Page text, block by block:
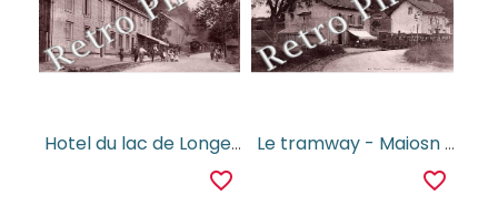
Hotel du lac de Longemer - arrivee du train
favorite_border
Le tramway - Maiosn de famille Simon-Marchal
favorite_border